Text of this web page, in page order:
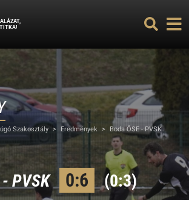
Szakosztály > Eredmények > Boda ÖSE - PVSK
- PVSK 0:6 (0:3)